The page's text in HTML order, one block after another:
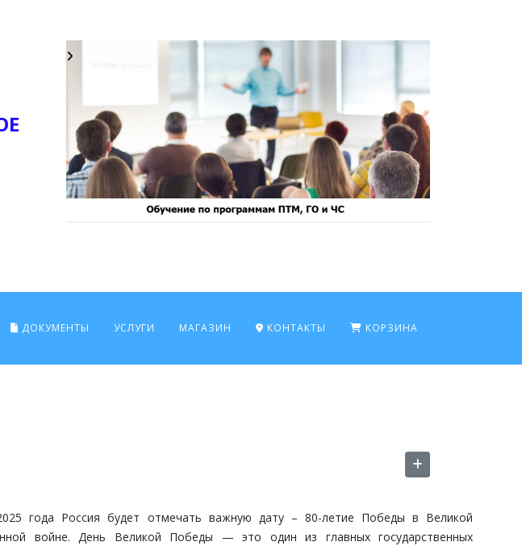
ДОКУМЕНТЫ УСЛУГИ МАГАЗИН КОНТАКТЫ КОРЗИНА
года Россия будет отмечать важную дату – 80-летие Победы в Великой
войне. День Великой Победы — это один из главных государственных